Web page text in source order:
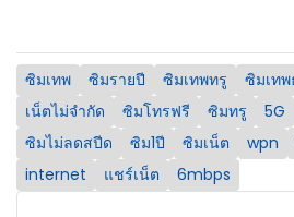
ซิมเทพ ซิมรายปี ซิมเทพทรู ซิมเทพ
เน็ตไม่จำกัด
ซิมโทรฟรี ซิมทรู 5G
ซิมไม่ลดสปีด
ซิม1ปี ซิมเน็ต wpn
internet
แชร์เน็ต 6mbps